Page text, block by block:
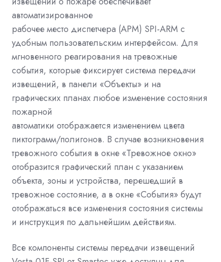
автоматизированное
рабочее место диспетчера (АРМ) SPI-АRМ с
удобным пользовательским интерфейсом. Для
мгновенного реагирования на тревожные
события, которые фиксирует система передачи
извещений, в панели «Объекты» и на
графических планах любое изменение состояния
пожарной
автоматики отображается изменением цвета
пиктограмм/полигонов. В случае возникновения
тревожного события в окне «Тревожное окно»
отобразится графический план с указанием
объекта, зоны и устройства, перешедший в
тревожное состояние, а в окне «События» будут
отображаться все изменения состояния системы
и инструкция по дальнейшим действиям.
Все компоненты системы передачи извещений